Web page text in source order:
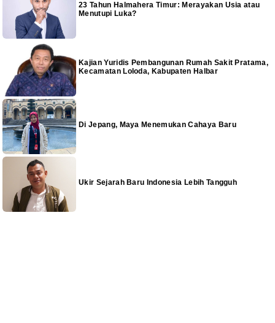
23 Tahun Halmahera Timur: Merayakan Usia atau
Menutupi Luka?
Kajian Yuridis Pembangunan Rumah Sakit Pratama,
Kecamatan Loloda, Kabupaten Halbar
Di Jepang, Maya Menemukan Cahaya Baru
Ukir Sejarah Baru Indonesia Lebih Tangguh